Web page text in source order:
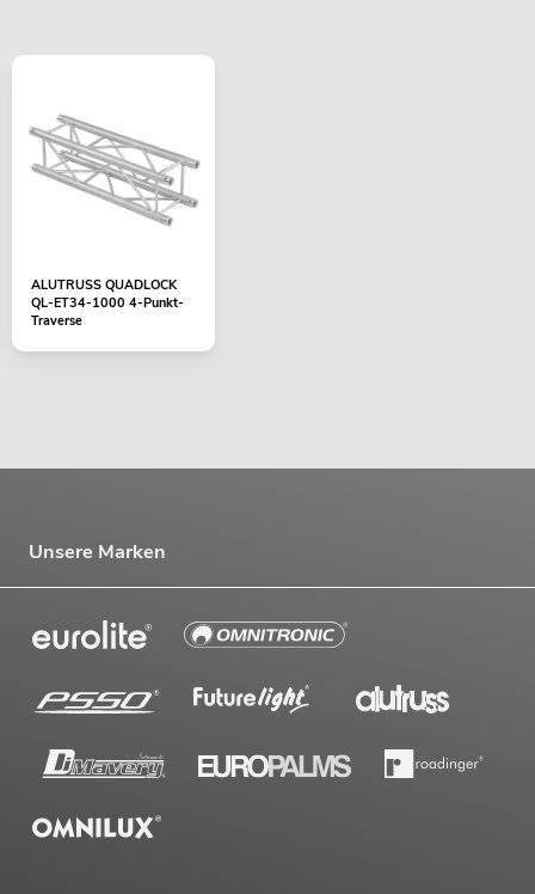
ALUTRUSS QUADLOCK
QL-ET34-1000 4-Punkt-
Traverse
Unsere Marken